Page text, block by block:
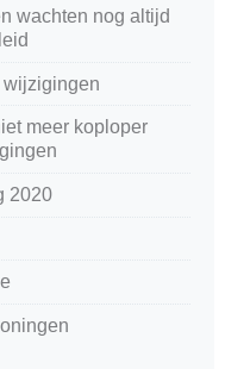
wachten nog altijd
wijzigingen
meer koploper
2020